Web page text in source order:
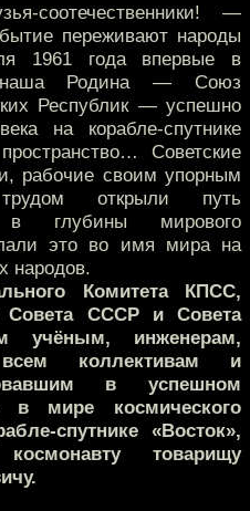
соотечественники! —
переживают народы
1961 года впервые в
наша Родина — Союз
Республик — успешно
на корабле-спутнике
Советские
рабочие своим упорным
открыли путь
в глубины мирового
это во имя мира на
народов.
Комитета КПСС,
Совета СССР и Совета
учёным, инженерам,
коллективам и
в успешном
в мире космического
спутнике «Восток»,
товарищу